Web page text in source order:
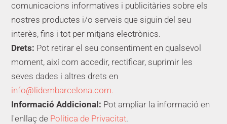
comunicacions informatives i publicitàries sobre els
nostres productes i/o serveis que siguin del seu
interès, fins i tot per mitjans electrònics.
Drets: Pot retirar el seu consentiment en qualsevol
moment, així com accedir, rectificar, suprimir les
seves dades i altres drets en
info@lidembarcelona.com.
Informació Addicional: Pot ampliar la informació en
l'enllaç de Política de Privacitat.